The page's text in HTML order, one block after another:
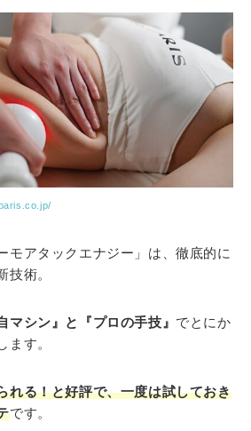
モアタックエナジー」は、徹底的に
技術。
マシン』と『プロの手技』 でとにか
ます。
れる！と好評で、一度は試しておき
です。